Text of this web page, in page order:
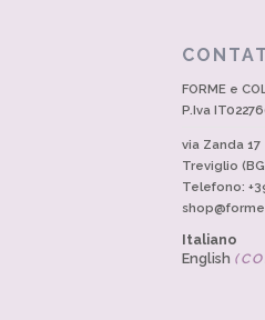
FORME e
P.Iva
via Zanda 17
Treviglio
Telefono:
Italiano
English